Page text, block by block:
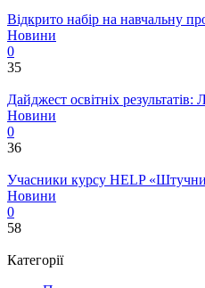
Відкрито набір на навчальну
Новини
0
35
Дайджест освітніх
Новини
0
36
Учасники курсу HELP
Новини
0
58
Категорії